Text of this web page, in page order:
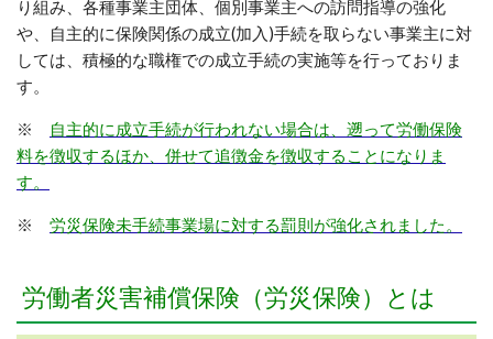
り組み、各種事業主団体、個別事業主への訪問指導の強化
や、自主的に保険関係の成立(加入)手続を取らない事業主に対
しては、積極的な職権での成立手続の実施等を行っておりま
す。
※
自主的に成立手続が行われない場合は、遡って労働保険
料を徴収するほか、併せて追徴金を徴収することになりま
す。
※ 労災保険未手続事業場に対する罰則が強化されました。
労働者災害補償保険（労災保険）とは